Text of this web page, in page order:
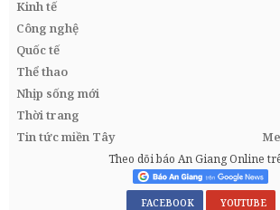
Kinh tế
Công nghệ
Quốc tế
Thể thao
Nhịp sống mới
Thời trang
Tin tức miền Tây
Theo dõi báo An Giang Online
FACEBOOK YOUTUBE